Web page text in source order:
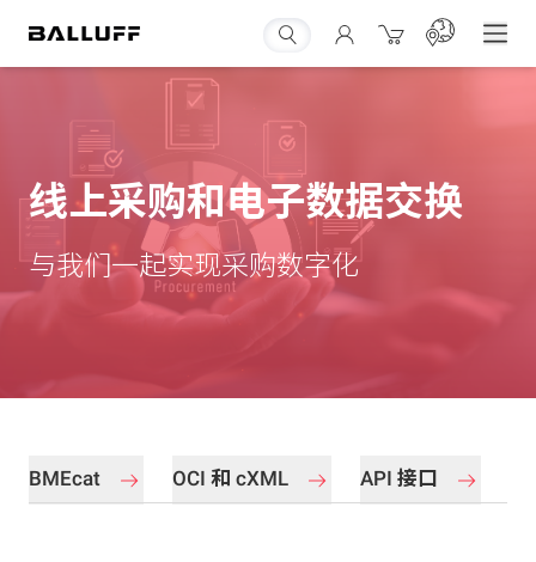
线上采购和电子数据交换
与我们一起实现采购数字化
BMEcat OCI 和 cXML API 接口